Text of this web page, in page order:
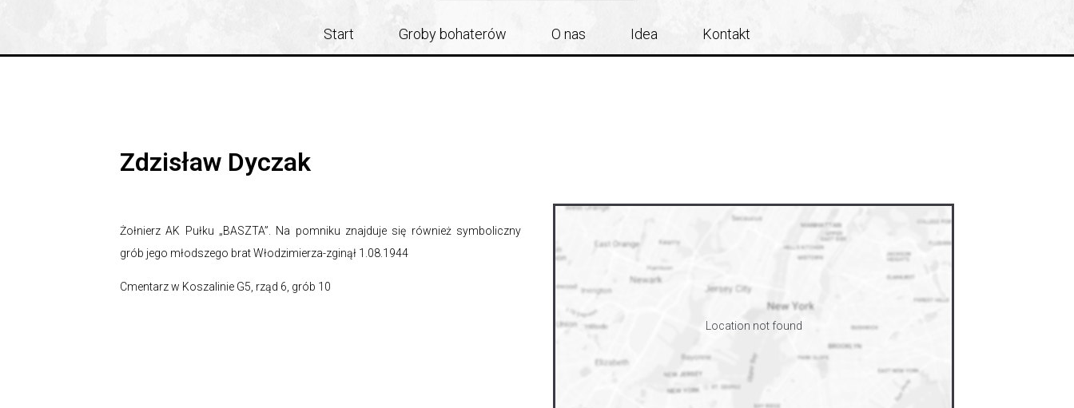
Start Groby bohaterów O nas Idea Kontakt
Zdzisław Dyczak
Żołnierz AK Pułku „BASZTA”. Na pomniku znajduje się również symboliczny
grób jego młodszego brat Włodzimierza-zginął 1.08.1944
Cmentarz w Koszalinie G5, rząd 6, grób 10
Location not found